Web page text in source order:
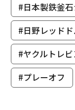
#日本製鉄釜
#日野レッド
#ヤクルトレ
#プレーオフ